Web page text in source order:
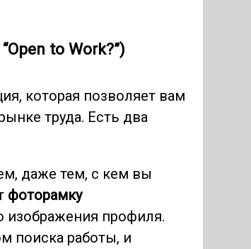
to Work?”)
которая позволяет вам
труда. Есть два
даже тем, с кем вы
фоторамку
изображения профиля.
поиска работы, и